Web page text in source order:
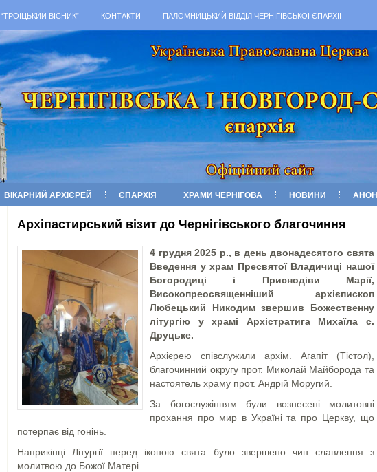
“ТРОЇЦЬКИЙ ВІСНИК” КОНТАКТИ ПАЛОМНИЦЬКИЙ ВІДДІЛ ЧЕРНІГІВСЬКОЇ ЄПАРХІЇ
ВІКАРНИЙ АРХІЄРЕЙ ЄПАРХІЯ ХРАМИ ЧЕРНІГОВА НОВИНИ
Архіпастирський візит до Чернігівського благочиння
4 грудня 2025 р., в день двонадесятого свята
Введення у храм Пресвятої Владичиці нашої
Богородиці і Приснодіви Марії,
Високопреосвященніший архієпископ
Любецький Никодим звершив Божественну
літургію у храмі Архістратига Михаїла с.
Друцьке.
Архієрею співслужили архім. Агапіт (Тістол),
благочинний округу прот. Миколай Майборода та
настоятель храму прот. Андрій Моругий.
За богослужінням були вознесені молитовні
прохання про мир в Україні та про Церкву, що
потерпає від гонінь.
Наприкінці Літургії перед іконою свята було звершено чин славлення з
молитвою до Божої Матері.